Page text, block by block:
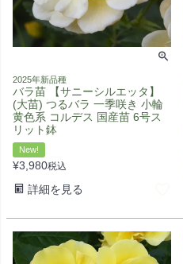
2025年新品種
バラ苗 【サニーシルエッタ】
(大苗) つるバラ 一季咲き 小輪
黄色系 コルデス 国産苗 6号ス
リット鉢
New!
¥3,980税込
詳細を見る